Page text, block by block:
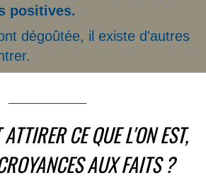
positives.
dégoûtée, il existe d'autres
CE QUE L'ON EST,
AUX FAITS ?